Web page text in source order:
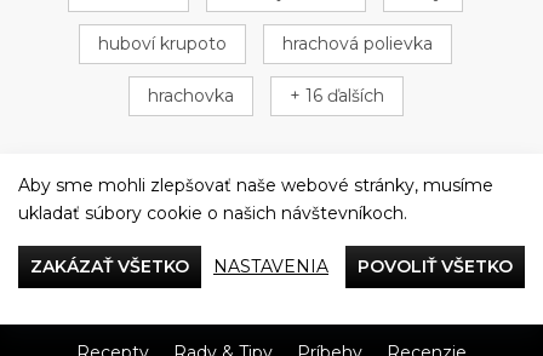
huboví krupoto hrachová polievka
hrachovka + 16 ďalších
Večeriame společne
Aby sme mohli zlepšovať naše webové stránky, musíme
ukladať súbory cookie o našich návštevníkoch.
ZAKÁZAŤ VŠETKO NASTAVENIA POVOLIŤ VŠETKO